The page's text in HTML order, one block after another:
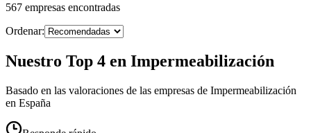
567 empresas encontradas
Ordenar:
Nuestro Top 4 en Impermeabilización
Basado en las valoraciones de las empresas de Impermeabilización
en España